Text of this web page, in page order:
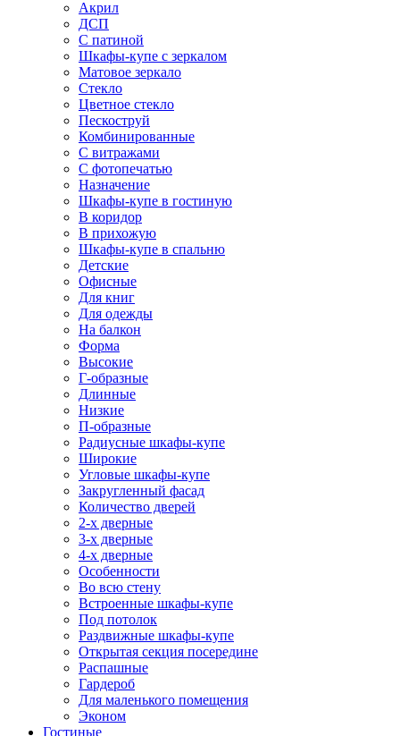
Акрил
ДСП
С патиной
Шкафы-купе с зеркалом
Матовое зеркало
Стекло
Цветное стекло
Пескоструй
Комбинированные
С витражами
С фотопечатью
Назначение
Шкафы-купе в гостиную
В коридор
В прихожую
Шкафы-купе в спальню
Детские
Офисные
Для книг
Для одежды
На балкон
Форма
Высокие
Г-образные
Длинные
Низкие
П-образные
Радиусные шкафы-купе
Широкие
Угловые шкафы-купе
Закругленный фасад
Количество дверей
2-х дверные
3-х дверные
4-х дверные
Особенности
Во всю стену
Встроенные шкафы-купе
Под потолок
Раздвижные шкафы-купе
Открытая секция посередине
Распашные
Гардероб
Для маленького помещения
Эконом
Гостиные